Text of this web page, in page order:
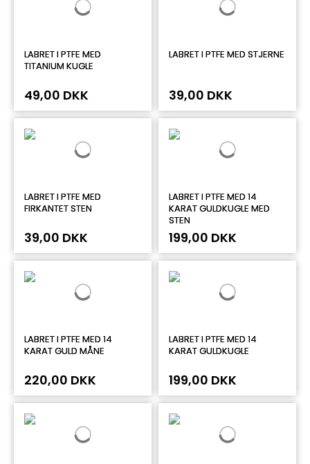
LABRET I PTFE MED
TITANIUM KUGLE
49,00 DKK
LABRET I PTFE MED STJERNE
39,00 DKK
LABRET I PTFE MED
FIRKANTET STEN
39,00 DKK
LABRET I PTFE MED 14
KARAT GULDKUGLE MED
STEN
199,00 DKK
LABRET I PTFE MED 14
KARAT GULD MÅNE
220,00 DKK
LABRET I PTFE MED 14
KARAT GULDKUGLE
199,00 DKK